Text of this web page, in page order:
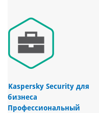
Kaspersky Security для
бизнеса
Профессиональный